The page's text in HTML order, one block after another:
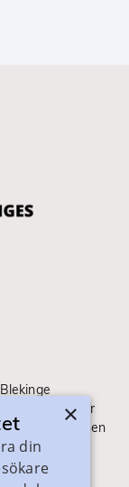
utbildningar
till. Webbplatsen
×
din